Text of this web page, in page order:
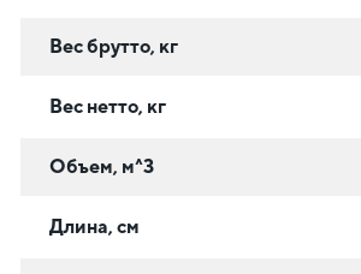
Вес брутто, кг
Вес нетто, кг
Объем, м^3
Длина, см